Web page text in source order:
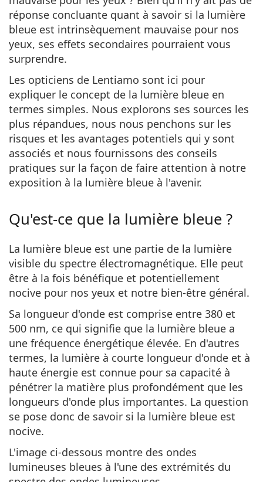
Toutes les marques
Persol
Prada
Toutes les marques
Toutes les solutions
hors ligne
réponse concluante quant à savoir si la lumière
bleue est intrinsèquement mauvaise pour nos
yeux, ses effets secondaires pourraient vous
surprendre.
Les opticiens de Lentiamo sont ici pour
expliquer le concept de la lumière bleue en
termes simples. Nous explorons ses sources les
plus répandues, nous nous penchons sur les
risques et les avantages potentiels qui y sont
associés et nous fournissons des conseils
pratiques sur la façon de faire attention à notre
exposition à la lumière bleue à l'avenir.
Qu'est-ce que la lumière bleue ?
La lumière bleue est une partie de la lumière
visible du spectre électromagnétique. Elle peut
être à la fois bénéfique et potentiellement
nocive pour nos yeux et notre bien-être général.
Sa longueur d'onde est comprise entre 380 et
500 nm, ce qui signifie que la lumière bleue a
une fréquence énergétique élevée. En d'autres
termes, la lumière à courte longueur d'onde et à
haute énergie est connue pour sa capacité à
pénétrer la matière plus profondément que les
longueurs d'onde plus importantes. La question
se pose donc de savoir si la lumière bleue est
nocive.
L'image ci-dessous montre des ondes
lumineuses bleues à l'une des extrémités du